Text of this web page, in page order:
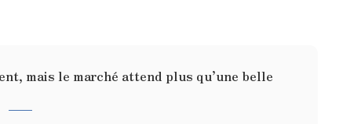
mais le marché attend plus qu’une belle